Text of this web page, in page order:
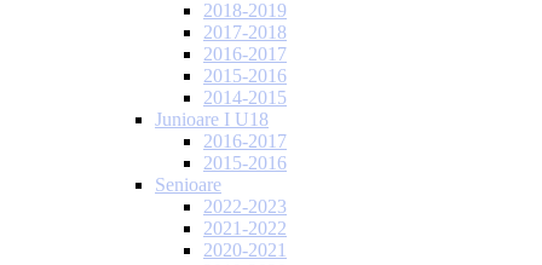
2018-2019
2017-2018
2016-2017
2015-2016
2014-2015
Junioare I U18
2016-2017
2015-2016
Senioare
2022-2023
2021-2022
2020-2021